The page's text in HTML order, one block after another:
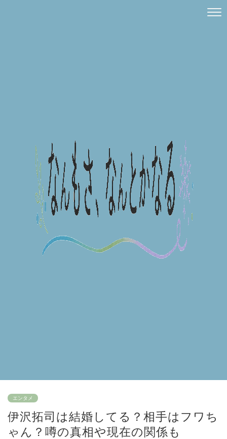
エンタメ
伊沢拓司は結婚してる？相手はフワち
ゃん？噂の真相や現在の関係も